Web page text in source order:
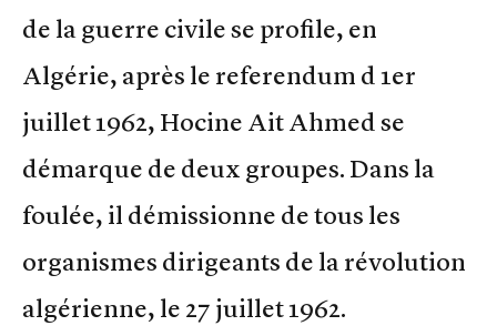
de la guerre civile se profile, en
Algérie, après le referendum d 1er
juillet 1962, Hocine Ait Ahmed se
démarque de deux groupes. Dans la
foulée, il démissionne de tous les
organismes dirigeants de la révolution
algérienne, le 27 juillet 1962.